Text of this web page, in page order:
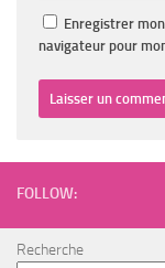
Enregistrer
navigateur pour
FOLLOW:
Recherche